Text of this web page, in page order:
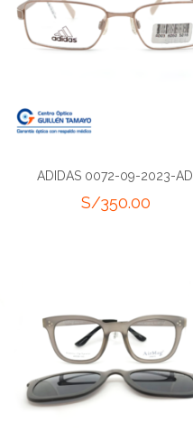
ADIDAS 0072-09-2023-ADI
S/350.00